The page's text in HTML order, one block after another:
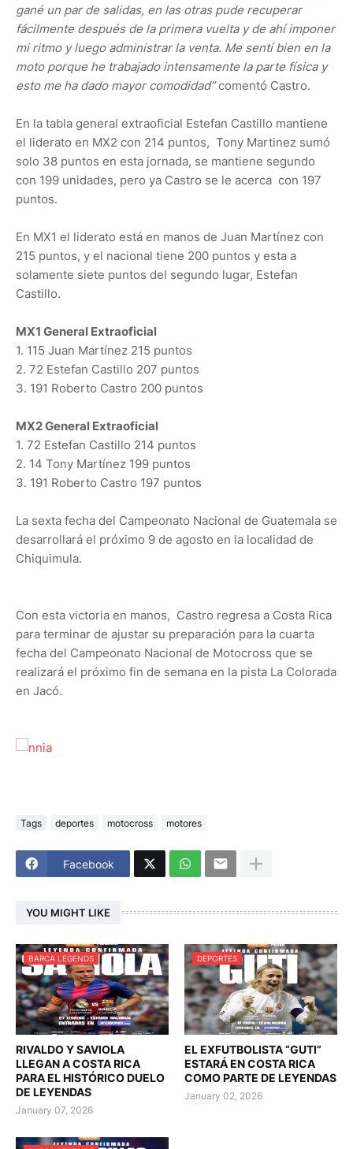
gané un par de salidas, en las otras pude recuperar
fácilmente después de la primera vuelta y de ahí imponer
mi ritmo y luego administrar la venta. Me sentí bien en la
moto porque he trabajado intensamente la parte física y
esto me ha dado mayor comodidad”comentó Castro.
En la tabla general extraoficial Estefan Castillo mantiene
el liderato en MX2 con 214 puntos, Tony Martinez sumó
solo 38 puntos en esta jornada, se mantiene segundo
con 199 unidades, pero ya Castro se le acerca con 197
puntos.
En MX1 el liderato está en manos de Juan Martínez con
215 puntos, y el nacional tiene 200 puntos y esta a
solamente siete puntos del segundo lugar, Estefan
Castillo.
MX1 General Extraoficial
1. 115 Juan Martínez 215 puntos
2. 72 Estefan Castillo 207 puntos
3. 191 Roberto Castro 200 puntos
MX2 General Extraoficial
1. 72 Estefan Castillo 214 puntos
2. 14 Tony Martínez 199 puntos
3. 191 Roberto Castro 197 puntos
La sexta fecha del Campeonato Nacional de Guatemala se
desarrollará el próximo 9 de agosto en la localidad de
Chiquimula.
Con esta victoria en manos, Castro regresa a Costa Rica
para terminar de ajustar su preparación para la cuarta
fecha del Campeonato Nacional de Motocross que se
realizará el próximo fin de semana en la pista La Colorada
en Jacó.
Tags deportes motocross motores
Facebook
YOU MIGHT LIKE
BARCA LEGENDS
RIVALDO Y SAVIOLA
LLEGAN A COSTA RICA
PARA EL HISTÓRICO DUELO
DE LEYENDAS
January 07, 2026
DEPORTES
EL EXFUTBOLISTA “GUTI”
ESTARÁ EN COSTA RICA
COMO PARTE DE LEYENDAS
January 02, 2026